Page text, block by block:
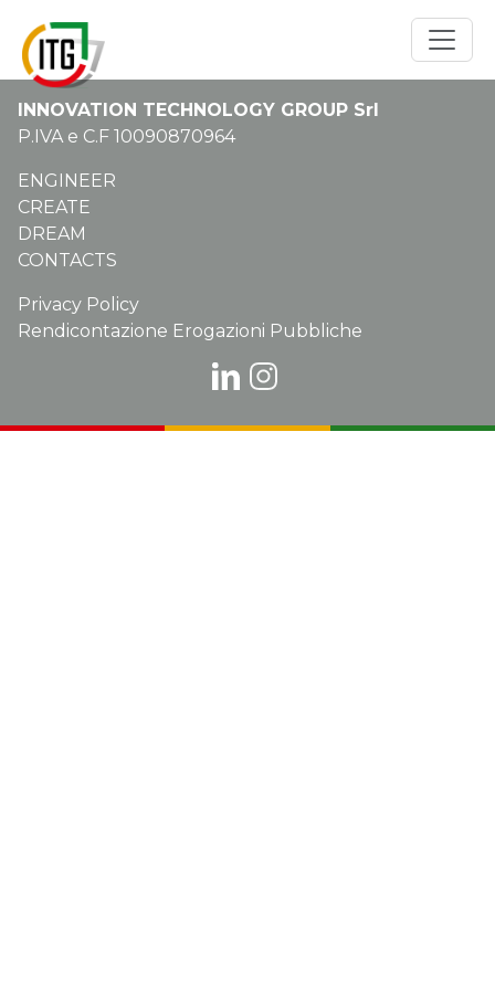
INNOVATION TECHNOLOGY GROUP Srl
P.IVA e C.F 10090870964
ENGINEER
CREATE
DREAM
CONTACTS
Privacy Policy
Rendicontazione Erogazioni Pubbliche